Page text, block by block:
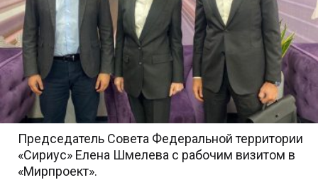
Председатель Совета Федеральной территории
«Сириус» Елена Шмелева с рабочим визитом в
«Мирпроект».